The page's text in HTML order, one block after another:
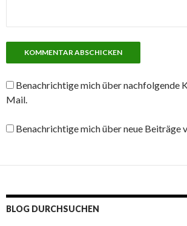
Benachrichtige mich über nachfolgende
Mail.
Benachrichtige mich über neue Beiträge
BLOG DURCHSUCHEN